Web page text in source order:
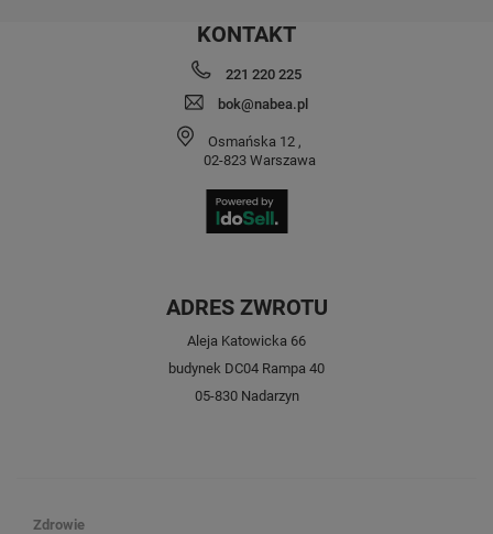
KONTAKT
221 220 225
bok@nabea.pl
Osmańska 12 ,
02-823 Warszawa
ADRES ZWROTU
Aleja Katowicka 66
budynek DC04 Rampa 40
05-830 Nadarzyn
Zdrowie